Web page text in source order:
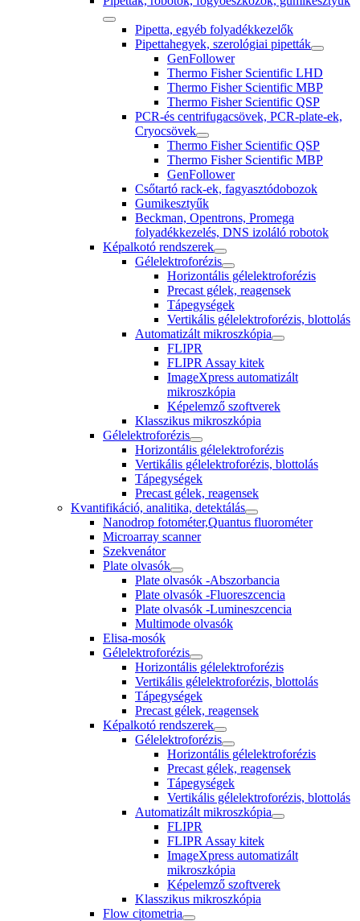
Pipetta, egyéb folyadékkezelők
Pipettahegyek, szerológiai pipetták
GenFollower
Thermo Fisher Scientific LHD
Thermo Fisher Scientific MBP
Thermo Fisher Scientific QSP
PCR-és centrifugacsövek, PCR-plate-ek,
Cryocsövek
Thermo Fisher Scientific QSP
Thermo Fisher Scientific MBP
GenFollower
Csőtartó rack-ek, fagyasztódobozok
Gumikesztyűk
Beckman, Opentrons, Promega
folyadékkezelés, DNS izoláló robotok
Képalkotó rendszerek
Gélelektroforézis
Horizontális gélelektroforézis
Precast gélek, reagensek
Tápegységek
Vertikális gélelektroforézis, blottolás
Automatizált mikroszkópia
FLIPR
FLIPR Assay kitek
ImageXpress automatizált
mikroszkópia
Képelemző szoftverek
Klasszikus mikroszkópia
Gélelektroforézis
Horizontális gélelektroforézis
Vertikális gélelektroforézis, blottolás
Tápegységek
Precast gélek, reagensek
Kvantifikáció, analitika, detektálás
Nanodrop fotométer,Quantus fluorométer
Microarray scanner
Szekvenátor
Plate olvasók
Plate olvasók -Abszorbancia
Plate olvasók -Fluoreszcencia
Plate olvasók -Lumineszcencia
Multimode olvasók
Elisa-mosók
Gélelektroforézis
Horizontális gélelektroforézis
Vertikális gélelektroforézis, blottolás
Tápegységek
Precast gélek, reagensek
Képalkotó rendszerek
Gélelektroforézis
Horizontális gélelektroforézis
Precast gélek, reagensek
Tápegységek
Vertikális gélelektroforézis, blottolás
Automatizált mikroszkópia
FLIPR
FLIPR Assay kitek
ImageXpress automatizált
mikroszkópia
Képelemző szoftverek
Klasszikus mikroszkópia
Flow citometria